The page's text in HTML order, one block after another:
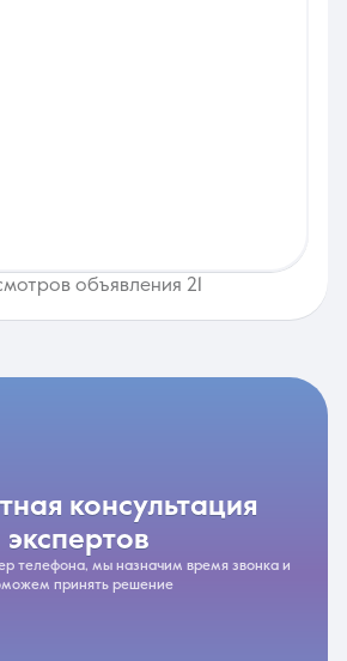
объявления 21
экспертов
телефона, мы назначим время звонка и
принять решение